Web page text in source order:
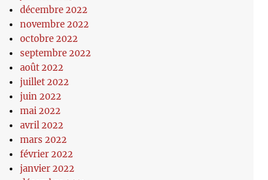
décembre 2022
novembre 2022
octobre 2022
septembre 2022
août 2022
juillet 2022
juin 2022
mai 2022
avril 2022
mars 2022
février 2022
janvier 2022